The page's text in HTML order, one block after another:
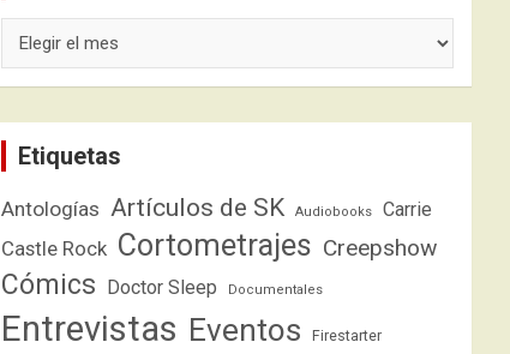
Etiquetas
Antologías Artículos de SK Audiobooks Carrie
Castle Rock Cortometrajes Creepshow
Cómics Doctor Sleep Documentales
Entrevistas Eventos Firestarter